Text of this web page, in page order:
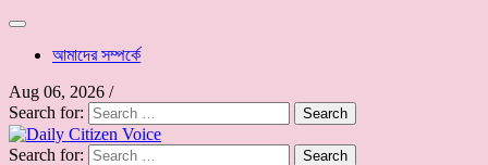
আমাদের সম্পর্কে
Aug 06, 2026 /
Search for:
Search for: